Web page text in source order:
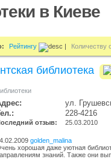
в Киеве
Рейтингу | Количеству
библиотека
ул.
228-4216
отзыв: 25.03.2010
golden_malina
хорошая даже уютная
знаний. Также они